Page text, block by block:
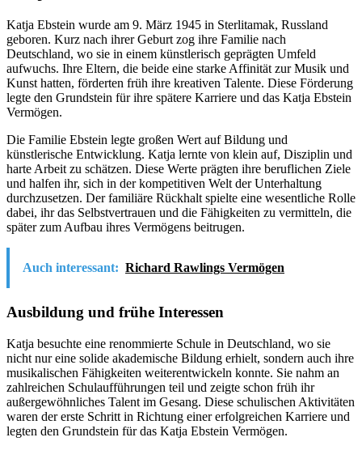
Katja Ebstein wurde am 9. März 1945 in Sterlitamak, Russland
geboren. Kurz nach ihrer Geburt zog ihre Familie nach
Deutschland, wo sie in einem künstlerisch geprägten Umfeld
aufwuchs. Ihre Eltern, die beide eine starke Affinität zur Musik und
Kunst hatten, förderten früh ihre kreativen Talente. Diese Förderung
legte den Grundstein für ihre spätere Karriere und das Katja Ebstein
Vermögen.
Die Familie Ebstein legte großen Wert auf Bildung und
künstlerische Entwicklung. Katja lernte von klein auf, Disziplin und
harte Arbeit zu schätzen. Diese Werte prägten ihre beruflichen Ziele
und halfen ihr, sich in der kompetitiven Welt der Unterhaltung
durchzusetzen. Der familiäre Rückhalt spielte eine wesentliche Rolle
dabei, ihr das Selbstvertrauen und die Fähigkeiten zu vermitteln, die
später zum Aufbau ihres Vermögens beitrugen.
Auch interessant: Richard Rawlings Vermögen
Ausbildung und frühe Interessen
Katja besuchte eine renommierte Schule in Deutschland, wo sie
nicht nur eine solide akademische Bildung erhielt, sondern auch ihre
musikalischen Fähigkeiten weiterentwickeln konnte. Sie nahm an
zahlreichen Schulaufführungen teil und zeigte schon früh ihr
außergewöhnliches Talent im Gesang. Diese schulischen Aktivitäten
waren der erste Schritt in Richtung einer erfolgreichen Karriere und
legten den Grundstein für das Katja Ebstein Vermögen.